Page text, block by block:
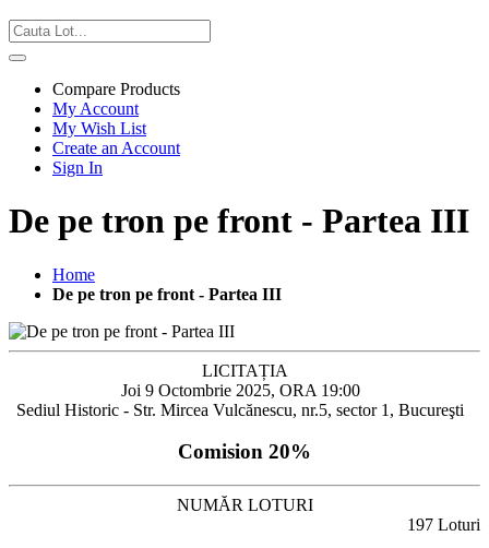
Compare Products
My Account
My Wish List
Create an Account
Sign In
De pe tron pe front - Partea III
Home
De pe tron pe front - Partea III
LICITAȚIA
Joi 9 Octombrie 2025, ORA 19:00
Sediul Historic - Str. Mircea Vulcănescu, nr.5, sector 1, Bucureşti
Comision 20%
NUMĂR LOTURI
197 Loturi